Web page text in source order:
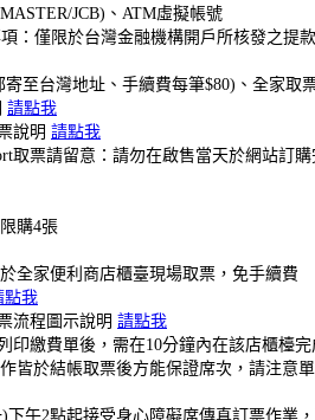
JCB)、ATM虛擬帳號
：僅限於台灣金融機構開戶所核發之提
至台灣地址、手續費每筆$80)、全家取
請點我
說明 請點我
取票請留意：請勿在啟售當天於網站訂
購4張
全家便利商店櫃臺現場取票，免手續費
點我
流程圖示說明 請點我
印繳費單後，需在10分鐘內在該店櫃檯
皆於結帳取票後方能保證席次，請注意
下午2點起接受身心障礙席傳真訂票作業